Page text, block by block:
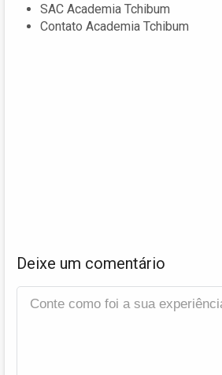
SAC Academia Tchibum
Contato Academia Tchibum
Deixe um comentário